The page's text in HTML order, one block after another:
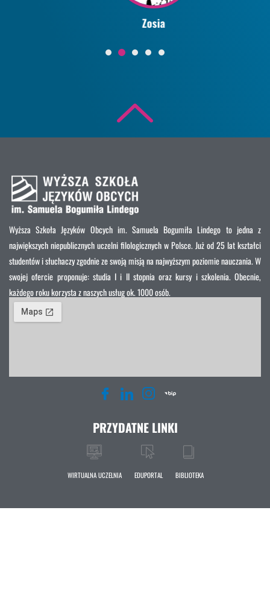
Zosia
Wyższa Szkoła Języków Obcych im. Samuela Bogumiła Lindego to jedna z
największych niepublicznych uczelni filologicznych w Polsce. Już od 25 lat kształci
studentów i słuchaczy zgodnie ze swoją misją na najwyższym poziomie nauczania. W
swojej ofercie proponuje: studia I i II stopnia oraz kursy i szkolenia. Obecnie,
każdego roku korzysta z naszych usług ok. 1000 osób.
PRZYDATNE LINKI
WIRTUALNA UCZELNIA EDUPORTAL BIBLIOTEKA